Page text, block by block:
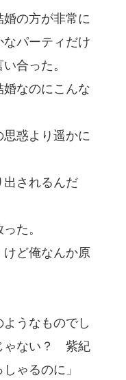
の方が非常に
パーティだけ
合った。
婚なのにこんな
惑より遥かに
出されるんだ
た。
けど俺なんか原
ようなものでし
ゃない？ 紫紀
ゃるのに」